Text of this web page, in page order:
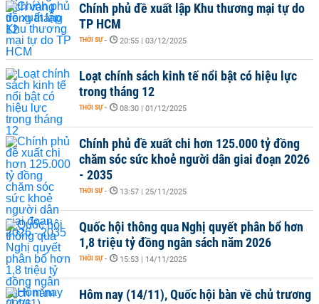
Chính phủ đề xuất lập Khu thương mại tự do
TP HCM
THỜI SỰ - 20:55 | 03/12/2025
Loạt chính sách kinh tế nổi bật có hiệu lực
trong tháng 12
THỜI SỰ - 08:30 | 01/12/2025
Chính phủ đề xuất chi hơn 125.000 tỷ đồng
chăm sóc sức khoẻ người dân giai đoạn 2026
- 2035
THỜI SỰ - 13:57 | 25/11/2025
Quốc hội thông qua Nghị quyết phân bổ hơn
1,8 triệu tỷ đồng ngân sách năm 2026
THỜI SỰ - 15:53 | 14/11/2025
Hôm nay (14/11), Quốc hội bàn về chủ trương